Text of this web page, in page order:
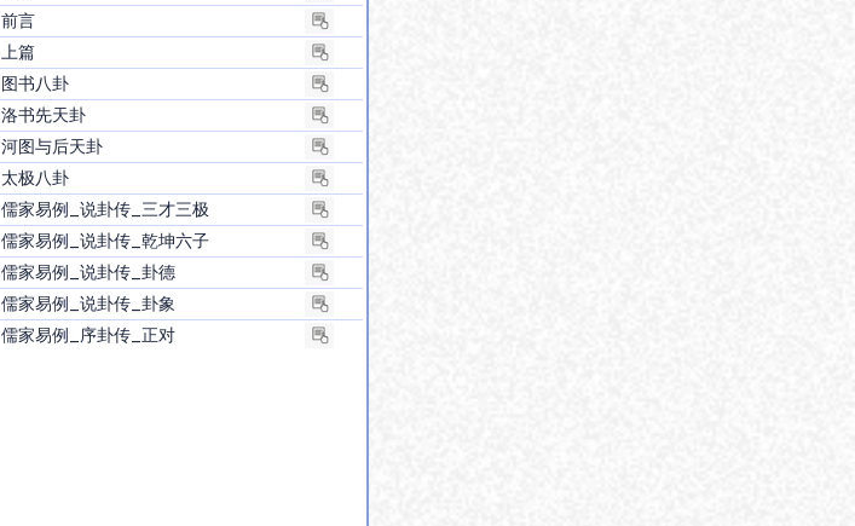
前言
上篇
图书八卦
洛书先天卦
河图与后天卦
太极八卦
儒家易例_说卦传_三才三极
儒家易例_说卦传_乾坤六子
儒家易例_说卦传_卦德
儒家易例_说卦传_卦象
儒家易例_序卦传_正对